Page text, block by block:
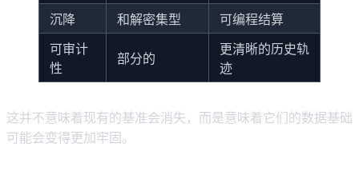
沉降 和解密集型 可编程结算
可审计
性
部分的
更清晰的历史轨
迹
这并不意味着现有的基准会消失，而是意味着它们的数据基础
可能会变得更加牢固。